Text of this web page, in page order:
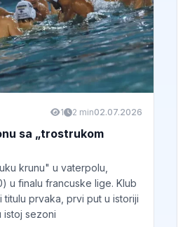
1 2 min02.07.2026
sa „trostrukom
krunu" u vaterpolu,
u finalu francuske lige. Klub
prvaka, prvi put u istoriji
istoj sezoni